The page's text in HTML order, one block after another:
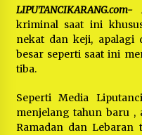
Gelar STQ
1
kriminal saat ini
nekat dan keji, apalagi
besar seperti saat ini
tiba.
Seperti Media
menjelang tahun baru ,
Ramadan dan